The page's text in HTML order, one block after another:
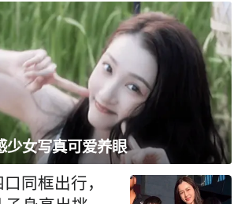
少女写真可爱养眼
同框出行，